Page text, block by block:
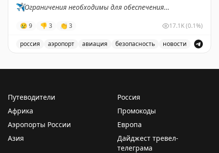
авиакомпаний.
✈️Ограничения необходимы для обеспечения
✈️ Говорит Росавиация|МАХ
😢 9 👎 3 👏 3 17.1K(0.1%)
россия аэропорт авиация безопасность новости
Путеводители
Россия
Африка
Промокоды
Аэропорты России
Европа
Азия
Дайджест тревел-
телеграма